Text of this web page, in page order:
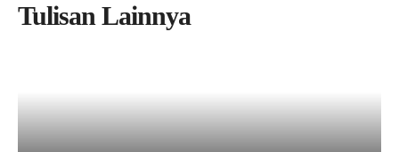
Tulisan Lainnya